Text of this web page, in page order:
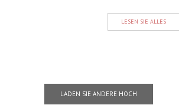
LESEN SIE ALLES
LADEN SIE ANDERE HOCH